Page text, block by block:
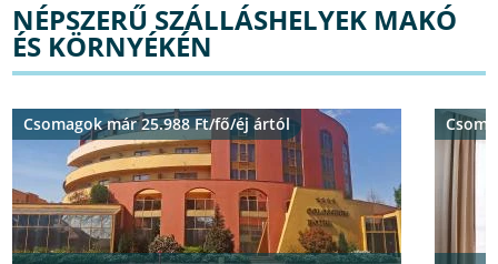
NÉPSZERŰ SZÁLLÁSHELYEK MAKÓ
ÉS KÖRNYÉKÉN
Csomagok már 25.988 Ft/fő/éj ártól